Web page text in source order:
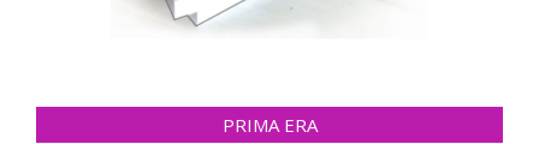
PRIMA ERA